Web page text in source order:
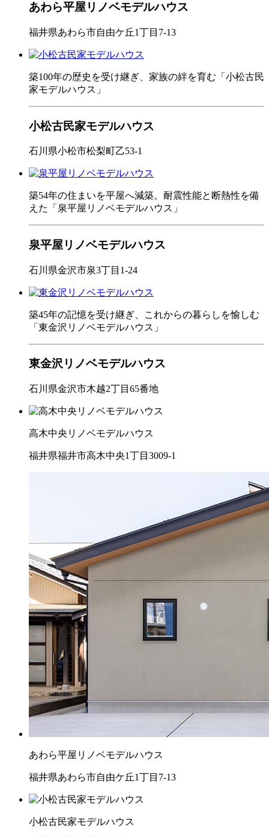
あわら平屋リノベモデルハウス
福井県あわら市自由ケ丘1丁目7-13
築100年の歴史を受け継ぎ、家族の絆を育む「小松古民
家モデルハウス」
小松古民家モデルハウス
石川県小松市松梨町乙53-1
築54年の住まいを平屋へ減築。耐震性能と断熱性を備
えた「泉平屋リノベモデルハウス」
泉平屋リノベモデルハウス
石川県金沢市泉3丁目1-24
築45年の記憶を受け継ぎ、これからの暮らしを愉しむ
「東金沢リノベモデルハウス」
東金沢リノベモデルハウス
石川県金沢市木越2丁目65番地
高木中央リノベモデルハウス
福井県福井市高木中央1丁目3009-1
あわら平屋リノベモデルハウス
福井県あわら市自由ケ丘1丁目7-13
小松古民家モデルハウス